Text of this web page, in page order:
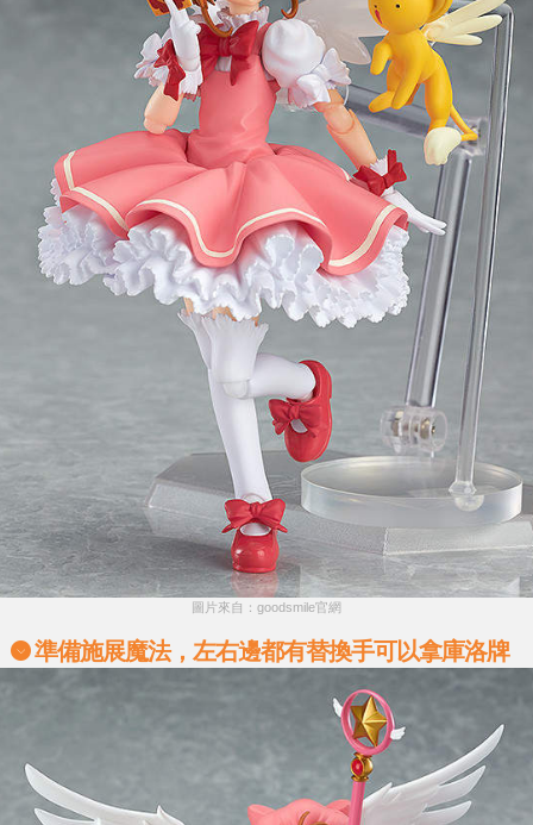
圖片來自：goodsmile官網
準備施展魔法，左右邊都有替換手可以拿庫洛牌